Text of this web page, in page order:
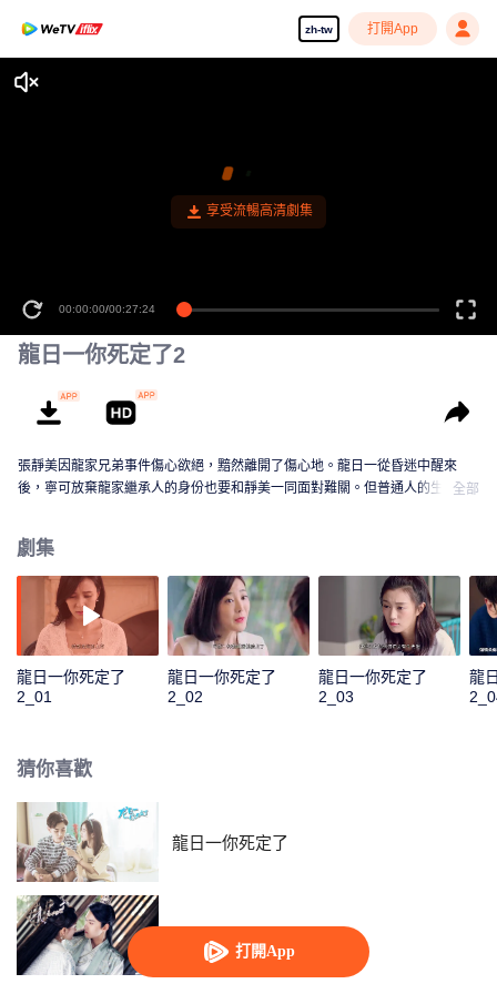
zh-tw 打開App
打開App
享受流暢高清劇集
00:00:00/00:27:24
龍日一你死定了2
張靜美因龍家兄弟事件傷心欲絕，黯然離開了傷心地。龍日一從昏迷中醒來
後，寧可放棄龍家繼承人的身份也要和靜美一同面對難關。但普通人的生活並
的生活再度掀起波瀾。
全部
劇集
龍日一你死定了
2_01
龍日一你死定了
2_02
龍日一你死定了
2_03
龍
猜你喜歡
龍日一你死定了